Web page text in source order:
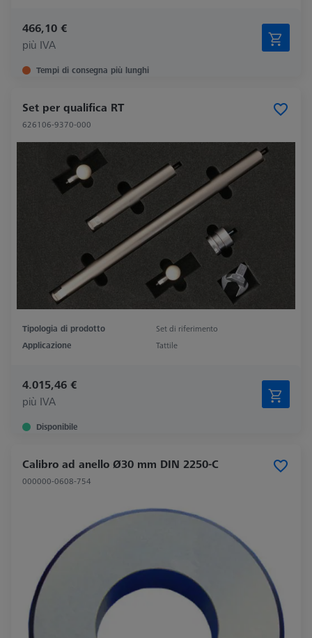
466,10 €
più IVA
Tempi di consegna più lunghi
Set per qualifica RT
626106-9370-000
Tipologia di prodotto
Set di riferimento
Applicazione
Tattile
4.015,46 €
più IVA
Disponibile
Calibro ad anello Ø30 mm DIN 2250-C
000000-0608-754